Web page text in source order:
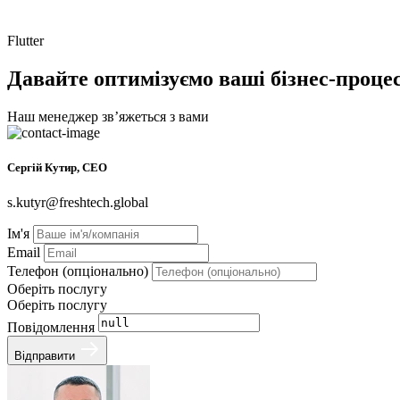
Flutter
Давайте оптимізуємо ваші бізнес-
Наш менеджер звʼяжеться з вами
Сергій Кутир, CEO
s.kutyr@freshtech.global
Ім'я
Email
Телефон (опціонально)
Оберіть послугу
Оберіть послугу
Повідомлення
Відправити